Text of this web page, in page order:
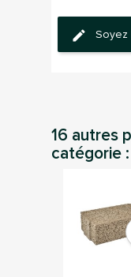
Soyez
16 autres
catégorie :